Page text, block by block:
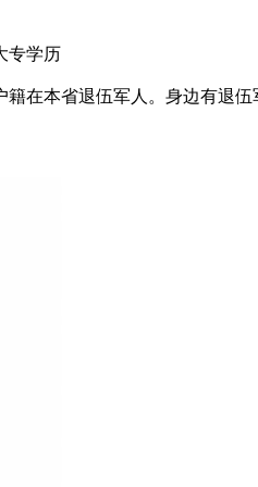
专学历
在本省退伍军人。身边有退